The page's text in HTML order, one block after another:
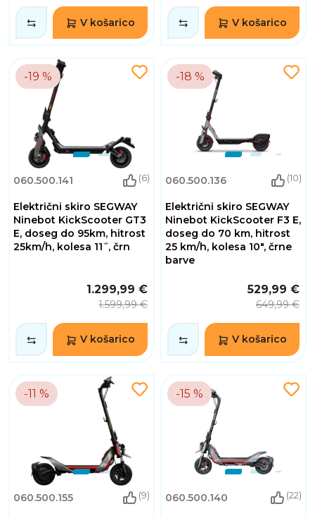
V košarico V košarico
-19 %
060.500.141 (6)
Električni skiro SEGWAY
Ninebot KickScooter GT3
E, doseg do 95km, hitrost
25km/h, kolesa 11˝, črn
1.299,99 €
1.599,99 €
V košarico
-18 %
060.500.136 (10)
Električni skiro SEGWAY
Ninebot KickScooter F3 E,
doseg do 70 km, hitrost
25 km/h, kolesa 10", črne
barve
529,99 €
649,99 €
V košarico
-11 %
060.500.155 (9)
-15 %
060.500.140 (22)